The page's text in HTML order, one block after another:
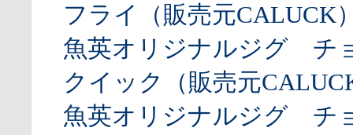
フライ（販売元CALUCK
魚英オリジナルジグ チ
クイック（販売元
魚英オリジナルジグ チ